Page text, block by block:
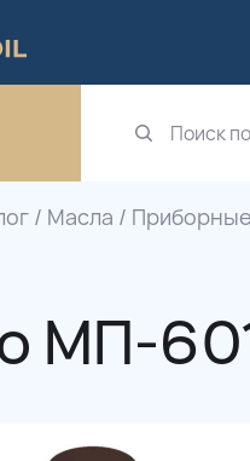
/ Масла / Приборные
МП-